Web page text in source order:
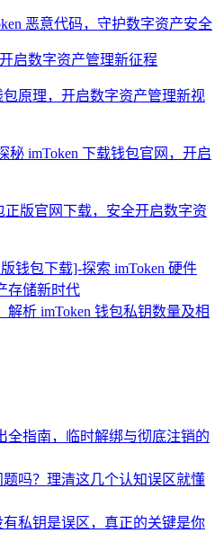
恶意代码，守护数字资产安全
启数字资产管理新征程
原理，开启数字资产管理新视
秘 imToken 下载钱包官网，开启
正版官网下载，安全开启数字资
钱包下载]-探索 imToken 硬件
存储新时代
析 imToken 钱包私钥数量及相
全指南，临时解绑与彻底注销的
题吗？理清这几个认知误区就懂
有私钥是误区，真正的关键是你